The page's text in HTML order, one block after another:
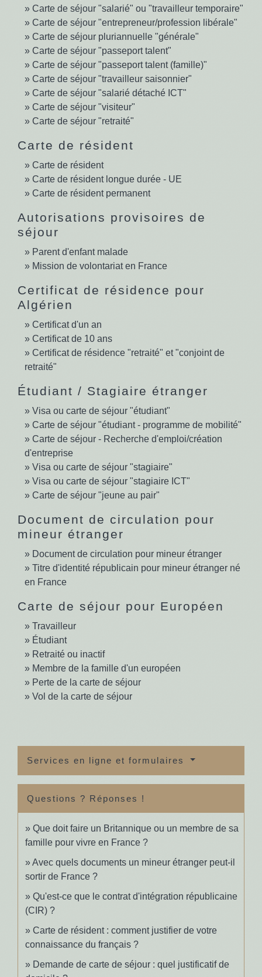
Carte de séjour "salarié" ou "travailleur temporaire"
Carte de séjour "entrepreneur/profession libérale"
Carte de séjour pluriannuelle "générale"
Carte de séjour "passeport talent"
Carte de séjour "passeport talent (famille)"
Carte de séjour "travailleur saisonnier"
Carte de séjour "salarié détaché ICT"
Carte de séjour "visiteur"
Carte de séjour "retraité"
Carte de résident
Carte de résident
Carte de résident longue durée - UE
Carte de résident permanent
Autorisations provisoires de
séjour
Parent d'enfant malade
Mission de volontariat en France
Certificat de résidence pour
Algérien
Certificat d'un an
Certificat de 10 ans
Certificat de résidence "retraité" et "conjoint de
retraité"
Étudiant / Stagiaire étranger
Visa ou carte de séjour "étudiant"
Carte de séjour "étudiant - programme de mobilité"
Carte de séjour - Recherche d'emploi/création
d'entreprise
Visa ou carte de séjour "stagiaire"
Visa ou carte de séjour "stagiaire ICT"
Carte de séjour "jeune au pair"
Document de circulation pour
mineur étranger
Document de circulation pour mineur étranger
Titre d'identité républicain pour mineur étranger né
en France
Carte de séjour pour Européen
Travailleur
Étudiant
Retraité ou inactif
Membre de la famille d'un européen
Perte de la carte de séjour
Vol de la carte de séjour
Services en ligne et formulaires
Questions ? Réponses !
Que doit faire un Britannique ou un membre de sa
famille pour vivre en France ?
Avec quels documents un mineur étranger peut-il
sortir de France ?
Qu'est-ce que le contrat d'intégration républicaine
(CIR) ?
Carte de résident : comment justifier de votre
connaissance du français ?
Demande de carte de séjour : quel justificatif de